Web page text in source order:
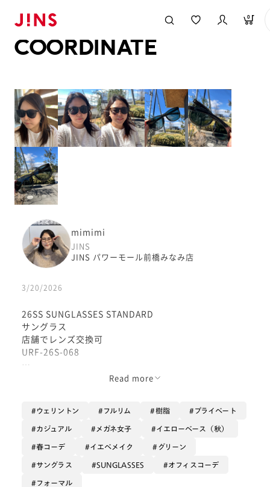
0
COORDINATE
mimimi
JINS
JINS パワーモール前橋みなみ店
3/20/2026
26SS SUNGLASSES STANDARD
サングラス
店舗でレンズ交換可
URF-26S-068
外で陽射しを浴びた時の
カーキの色味が爽やかで夏を感じるサングラス☀️🏔️🏖️
天地の幅のあるサングラスらしい
大きめのウェリントン型で
Read more
ウェリントン フルリム 樹脂 プライベート
カジュアル メガネ女子 イエローベース（秋）
春コーデ イエベメイク グリーン
サングラス SUNGLASSES オフィスコーデ
フォーマル